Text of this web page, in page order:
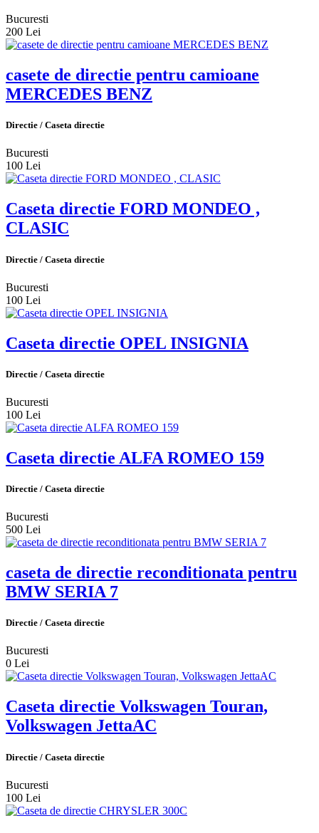
Bucuresti
200 Lei
casete de directie pentru camioane
MERCEDES BENZ
Directie / Caseta directie
Bucuresti
100 Lei
Caseta directie FORD MONDEO ,
CLASIC
Directie / Caseta directie
Bucuresti
100 Lei
Caseta directie OPEL INSIGNIA
Directie / Caseta directie
Bucuresti
100 Lei
Caseta directie ALFA ROMEO 159
Directie / Caseta directie
Bucuresti
500 Lei
caseta de directie reconditionata pentru
BMW SERIA 7
Directie / Caseta directie
Bucuresti
0 Lei
Caseta directie Volkswagen Touran,
Volkswagen JettaAC
Directie / Caseta directie
Bucuresti
100 Lei